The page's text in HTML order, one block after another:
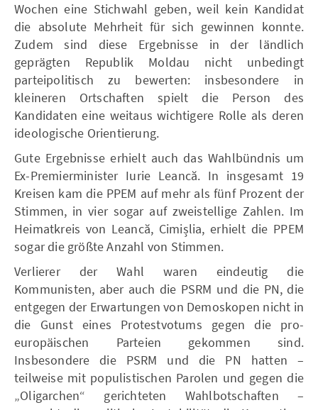
Wochen eine Stichwahl geben, weil kein Kandidat
die absolute Mehrheit für sich gewinnen konnte.
Zudem sind diese Ergebnisse in der ländlich
geprägten Republik Moldau nicht unbedingt
parteipolitisch zu bewerten: insbesondere in
kleineren Ortschaften spielt die Person des
Kandidaten eine weitaus wichtigere Rolle als deren
ideologische Orientierung.
Gute Ergebnisse erhielt auch das Wahlbündnis um
Ex-Premierminister Iurie Leancă. In insgesamt 19
Kreisen kam die PPEM auf mehr als fünf Prozent der
Stimmen, in vier sogar auf zweistellige Zahlen. Im
Heimatkreis von Leancă, Cimișlia, erhielt die PPEM
sogar die größte Anzahl von Stimmen.
Verlierer der Wahl waren eindeutig die
Kommunisten, aber auch die PSRM und die PN, die
entgegen der Erwartungen von Demoskopen nicht in
die Gunst eines Protestvotums gegen die pro-
europäischen Parteien gekommen sind.
Insbesondere die PSRM und die PN hatten –
teilweise mit populistischen Parolen und gegen die
„Oligarchen“ gerichteten Wahlbotschaften –